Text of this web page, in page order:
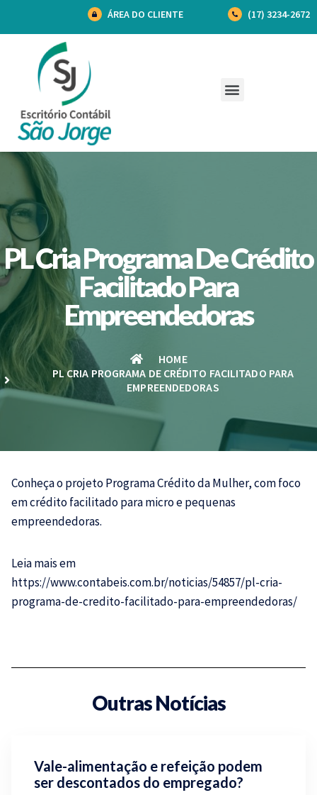
ÁREA DO CLIENTE (17) 3234-2672
PL Cria Programa De Crédito
Facilitado Para
Empreendedoras
HOME
PL CRIA PROGRAMA DE CRÉDITO FACILITADO PARA
EMPREENDEDORAS
Conheça o projeto Programa Crédito da Mulher, com foco
em crédito facilitado para micro e pequenas
empreendedoras.
Leia mais em
https://www.contabeis.com.br/noticias/54857/pl-cria-
programa-de-credito-facilitado-para-empreendedoras/
Outras Notícias
Vale-alimentação e refeição podem
ser descontados do empregado?